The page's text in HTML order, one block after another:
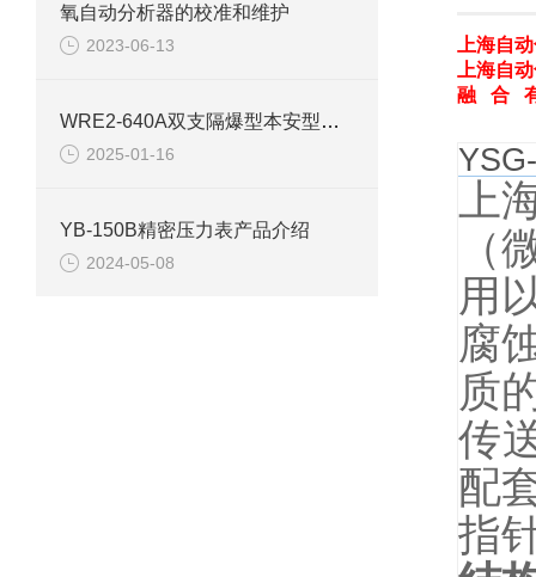
氧自动分析器的校准和维护
2023-06-13
WRE2-640A双支隔爆型本安型热电偶使用说明
2025-01-16
YB-150B精密压力表产品介绍
2024-05-08
上海自
上海自
融 合
上
（
用
腐
质
传
配
指